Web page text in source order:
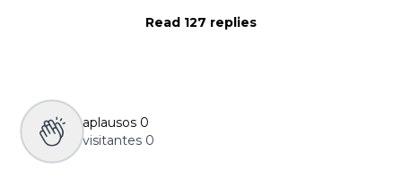
Read 127 replies
aplausos 0
visitantes 0